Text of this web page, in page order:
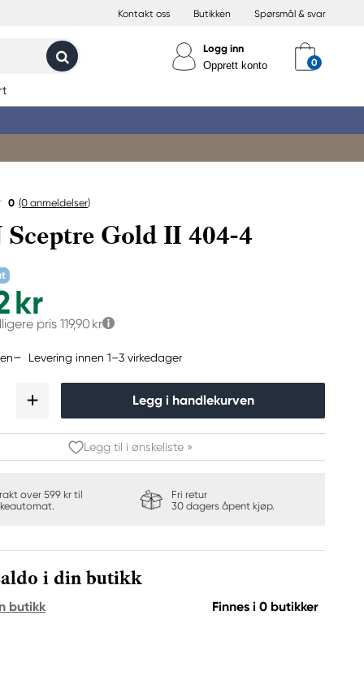
Kontakt oss Butikken Spørsmål & svar
Logg inn
Opprett konto
0 (0 anmeldelser)
Gold II 404-4
kr
pris 119,90 kr
Levering innen 1–3 virkedager
Legg i handlekurven
Legg til i ønskeliste »
over 599 kr til
Fri retur
30 dagers åpent kjøp.
i din butikk
butikk Finnes i 0 butikker